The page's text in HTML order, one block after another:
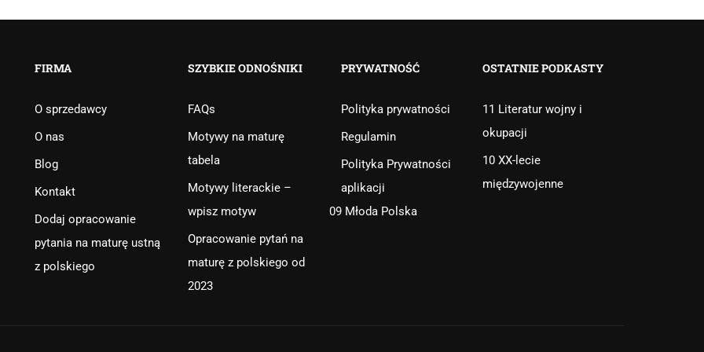
FIRMA
O sprzedawcy
O nas
Blog
Kontakt
Dodaj opracowanie
pytania na maturę ustną
z polskiego
SZYBKIE ODNOŚNIKI
FAQs
Motywy na maturę
tabela
Motywy literackie –
wpisz motyw
Opracowanie pytań na
maturę z polskiego od
2023
PRYWATNOŚĆ
Polityka prywatności
Regulamin
Polityka Prywatności
aplikacji
OSTATNIE PODKASTY
11 Literatur wojny i
okupacji
10 XX-lecie
międzywojenne
09 Młoda Polska